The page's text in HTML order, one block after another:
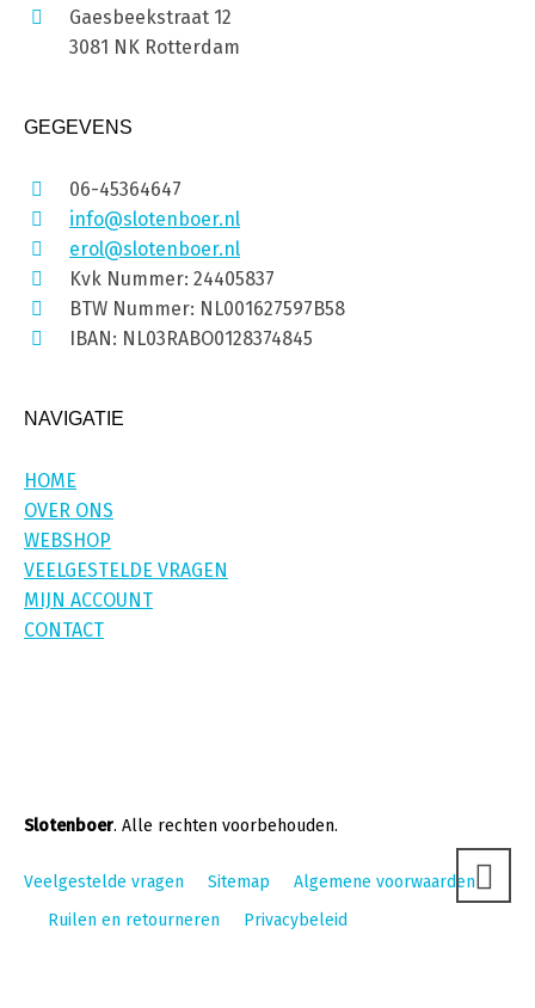
Gaesbeekstraat 12
3081 NK Rotterdam
GEGEVENS
06-45364647
info@slotenboer.nl
erol@slotenboer.nl
Kvk Nummer: 24405837
BTW Nummer: NL001627597B58
IBAN: NL03RABO0128374845
NAVIGATIE
HOME
OVER ONS
WEBSHOP
VEELGESTELDE VRAGEN
MIJN ACCOUNT
CONTACT
Slotenboer. Alle rechten voorbehouden.
Veelgestelde vragen Sitemap
Algemene voorwaarden
Ruilen en retourneren
Privacybeleid